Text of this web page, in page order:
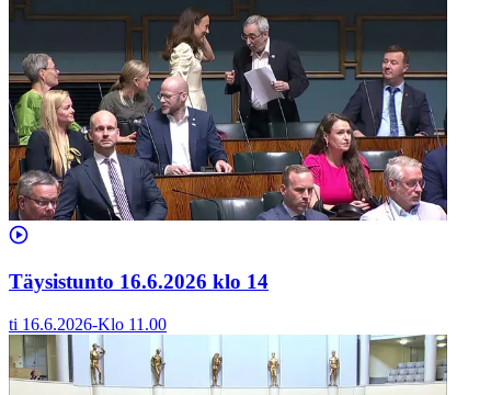
Täysistunto 16.6.2026 klo 14
ti 16.6.2026-Klo 11.00